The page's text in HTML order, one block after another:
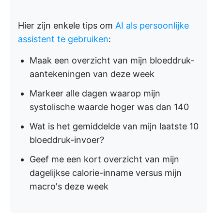
Hier zijn enkele tips om AI als persoonlijke
assistent te gebruiken:
Maak een overzicht van mijn bloeddruk-
aantekeningen van deze week
Markeer alle dagen waarop mijn
systolische waarde hoger was dan 140
Wat is het gemiddelde van mijn laatste 10
bloeddruk-invoer?
Geef me een kort overzicht van mijn
dagelijkse calorie-inname versus mijn
macro's deze week